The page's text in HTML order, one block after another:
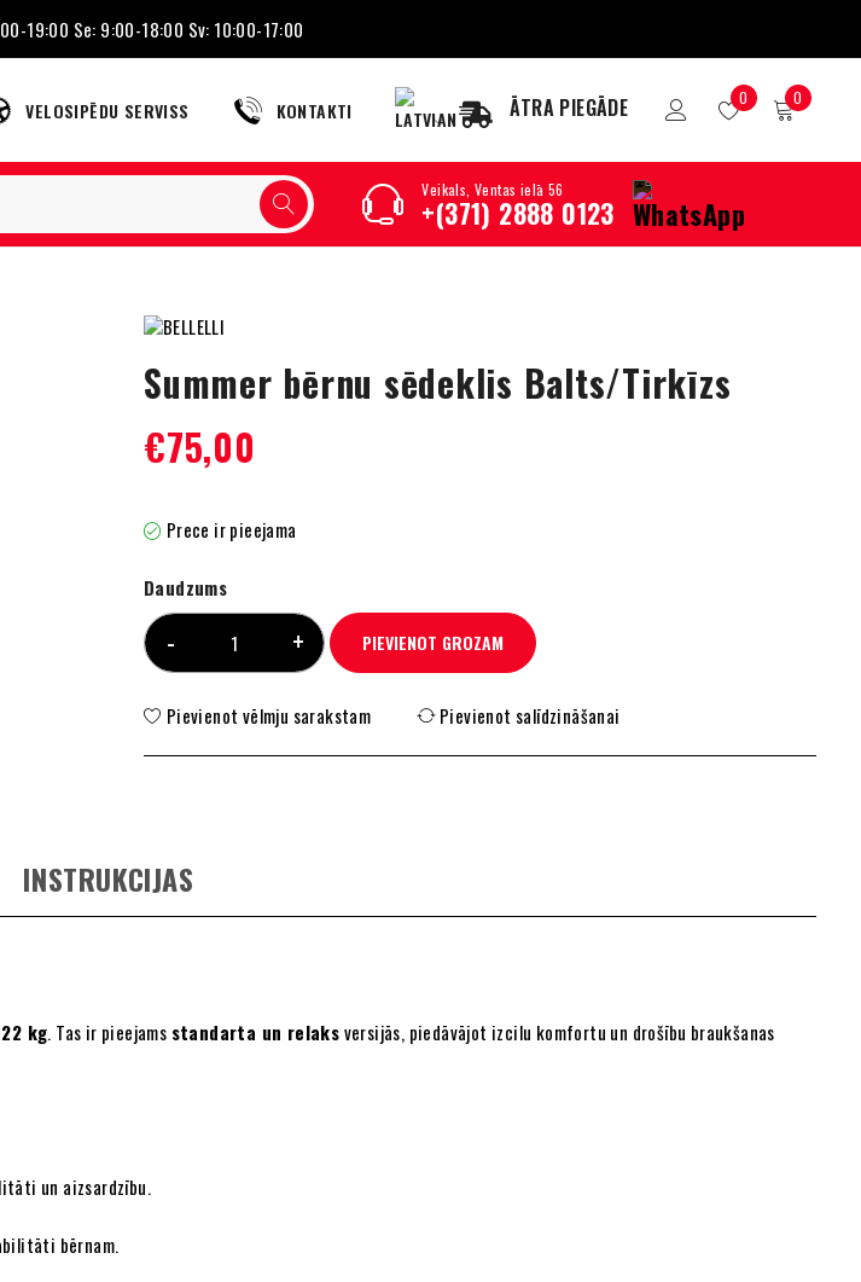
19:00 Se: 9:00-18:00 Sv: 10:00-17:00
VELOSIPĒDU SERVISS KONTAKTI ĀTRA PIEGĀDE 0 0
Veikals, Ventas ielā 56
+(371) 2888 0123
Summer bērnu sēdeklis Balts/Tirkīzs
€75,00
Prece ir pieejama
Daudzums
PIEVIENOT GROZAM
Pievienot vēlmju sarakstam Pievienot salīdzināšanai
INSTRUKCIJAS
22 kg. Tas ir pieejams standarta un relaksversijās, piedāvājot izcilu komfortu un drošību braukšanas
un aizsardzību.
bērnam.